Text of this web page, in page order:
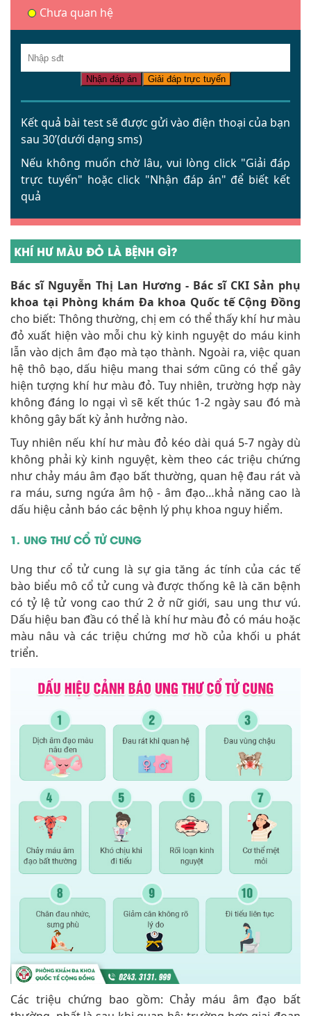
Chưa quan hệ
Kết quả bài test sẽ được gửi vào điện thoại của bạn
sau 30’(dưới dạng sms)
Nếu không muốn chờ lâu, vui lòng click "Giải đáp
trực tuyến" hoặc click "Nhận đáp án" để biết kết
quả
Nhận đáp án Giải đáp trực tuyến
KHÍ HƯ MÀU ĐỎ LÀ BỆNH GÌ?
Bác sĩ Nguyễn Thị Lan Hương - Bác sĩ CKI Sản phụ
khoa tại Phòng khám Đa khoa Quốc tế Cộng Đồng
cho biết: Thông thường, chị em có thể thấy khí hư màu
đỏ xuất hiện vào mỗi chu kỳ kinh nguyệt do máu kinh
lẫn vào dịch âm đạo mà tạo thành. Ngoài ra, việc quan
hệ thô bạo, dấu hiệu mang thai sớm cũng có thể gây
hiện tượng khí hư màu đỏ. Tuy nhiên, trường hợp này
không đáng lo ngại vì sẽ kết thúc 1-2 ngày sau đó mà
không gây bất kỳ ảnh hưởng nào.
Tuy nhiên nếu khí hư màu đỏ kéo dài quá 5-7 ngày dù
không phải kỳ kinh nguyệt, kèm theo các triệu chứng
như chảy máu âm đạo bất thường, quan hệ đau rát và
ra máu, sưng ngứa âm hộ - âm đạo…khả năng cao là
dấu hiệu cảnh báo các bệnh lý phụ khoa nguy hiểm.
1. UNG THƯ CỔ TỬ CUNG
Ung thư cổ tử cung là sự gia tăng ác tính của các tế
bào biểu mô cổ tử cung và được thống kê là căn bệnh
có tỷ lệ tử vong cao thứ 2 ở nữ giới, sau ung thư vú.
Dấu hiệu ban đầu có thể là khí hư màu đỏ có máu hoặc
màu nâu và các triệu chứng mơ hồ của khối u phát
triển.
Các triệu chứng bao gồm: Chảy máu âm đạo bất